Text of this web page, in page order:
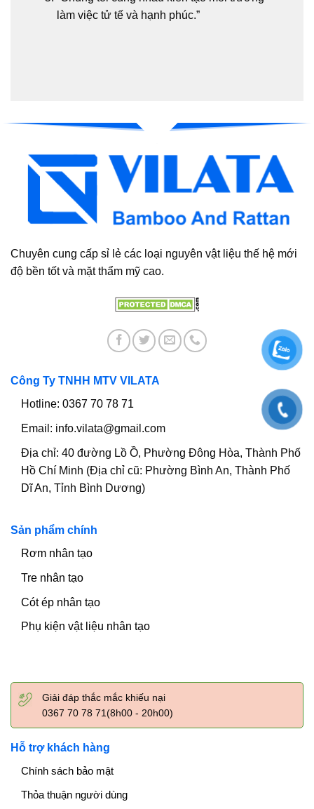
làm việc tử tế và hạnh phúc.”
Chuyên cung cấp sỉ lẻ các loại nguyên vật liệu thế hệ mới
độ bền tốt và mặt thẩm mỹ cao.
Công Ty TNHH MTV VILATA
Hotline: 0367 70 78 71
Email: info.vilata@gmail.com
Địa chỉ: 40 đường Lồ Ồ, Phường Đông Hòa, Thành Phố
Hồ Chí Minh (Địa chỉ cũ: Phường Bình An, Thành Phố
Dĩ An, Tỉnh Bình Dương)
Sản phẩm chính
Rơm nhân tạo
Tre nhân tạo
Cót ép nhân tạo
Phụ kiện vật liệu nhân tạo
Giải đáp thắc mắc khiếu nại
0367 70 78 71(8h00 - 20h00)
Hỗ trợ khách hàng
Chính sách bảo mật
Thỏa thuận người dùng